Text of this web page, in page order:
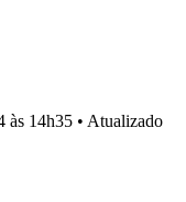
às 14h35 • Atualizado